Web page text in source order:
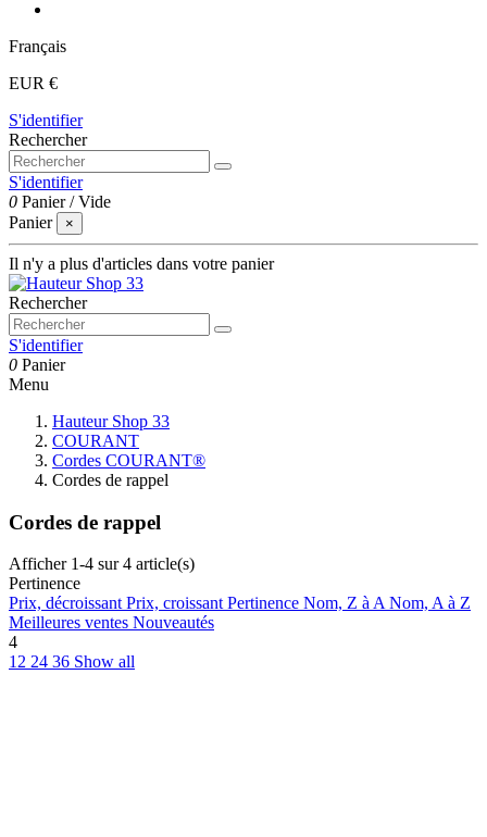
Français
EUR €
S'identifier
Rechercher
S'identifier
0 Panier /Vide
Panier
×
Il n'y a plus d'articles dans votre panier
Rechercher
S'identifier
0 Panier
Menu
Hauteur Shop 33
COURANT
Cordes COURANT®
Cordes de rappel
Cordes de rappel
Afficher 1-4 sur 4 article(s)
Pertinence
Prix, décroissantPrix, croissantPertinence Nom, Z à ANom, A à Z
Meilleures ventes Nouveautés
4
12 24 36 Show all